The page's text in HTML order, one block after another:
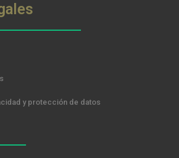
y protección de datos